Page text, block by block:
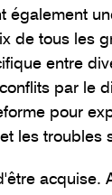
également
de tous les
entre
par le
pour
les troubles
acquise.